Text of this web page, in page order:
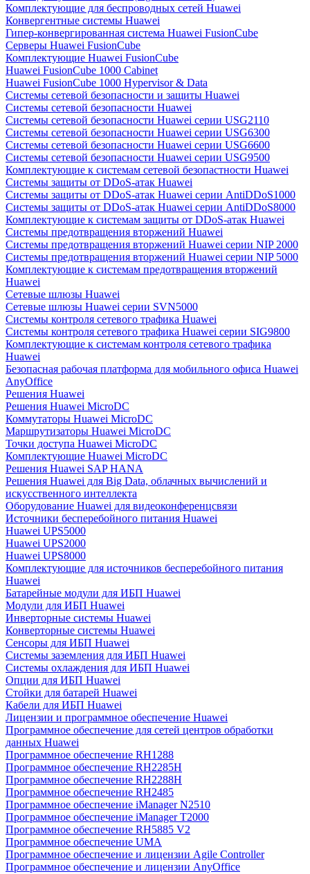
Комплектующие для беспроводных сетей Huawei
Конвергентные системы Huawei
Гипер-конвергированная система Huawei FusionCube
Серверы Huawei FusionCube
Комплектующие Huawei FusionCube
Huawei FusionCube 1000 Cabinet
Huawei FusionCube 1000 Hypervisor & Data
Системы сетевой безопасности и защиты Huawei
Системы сетевой безопасности Huawei
Системы сетевой безопасности Huawei серии USG2110
Системы сетевой безопасности Huawei серии USG6300
Системы сетевой безопасности Huawei серии USG6600
Системы сетевой безопасности Huawei серии USG9500
Комплектующие к системам сетевой безопастности Huawei
Системы защиты от DDoS-атак Huawei
Системы защиты от DDoS-атак Huawei серии AntiDDoS1000
Системы защиты от DDoS-атак Huawei серии AntiDDoS8000
Комплектующие к системам защиты от DDoS-атак Huawei
Системы предотвращения вторжений Huawei
Системы предотвращения вторжений Huawei серии NIP 2000
Системы предотвращения вторжений Huawei серии NIP 5000
Комплектующие к системам предотвращения вторжений
Huawei
Сетевые шлюзы Huawei
Сетевые шлюзы Huawei серии SVN5000
Системы контроля сетевого трафика Huawei
Системы контроля сетевого трафика Huawei серии SIG9800
Комплектующие к системам контроля сетевого трафика
Huawei
Безопасная рабочая платформа для мобильного офиса Huawei
AnyOffice
Решения Huawei
Решения Huawei MicroDC
Коммутаторы Huawei MicroDC
Маршрутизаторы Huawei MicroDC
Точки доступа Huawei MicroDC
Комплектующие Huawei MicroDC
Решения Huawei SAP HANA
Решения Huawei для Big Data, облачных вычислений и
искусственного интеллекта
Оборудование Huawei для видеоконференцсвязи
Источники бесперебойного питания Huawei
Huawei UPS5000
Huawei UPS2000
Huawei UPS8000
Комплектующие для источников бесперебойного питания
Huawei
Батарейные модули для ИБП Huawei
Модули для ИБП Huawei
Инверторные системы Huawei
Конверторные системы Huawei
Сенсоры для ИБП Huawei
Системы заземления для ИБП Huawei
Системы охлаждения для ИБП Huawei
Опции для ИБП Huawei
Стойки для батарей Huawei
Кабели для ИБП Huawei
Лицензии и программное обеспечение Huawei
Программное обеспечение для сетей центров обработки
данных Huawei
Программное обеспечение RH1288
Программное обеспечение RH2285H
Программное обеспечение RH2288H
Программное обеспечение RH2485
Программное обеспечение iManager N2510
Программное обеспечение iManager T2000
Программное обеспечение RH5885 V2
Программное обеспечение UMA
Программное обеспечение и лицензии Agile Controller
Программное обеспечение и лицензии AnyOffice